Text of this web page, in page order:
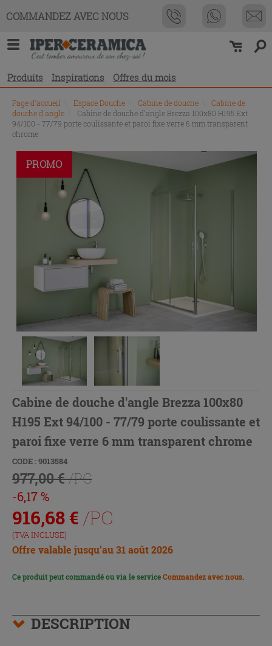
COMMANDEZ AVEC NOUS
Produits Inspirations Offres du mois
Page d'accueil Espace Douche Cabine de douche
Cabine de
douche d'angle
Cabine de douche d'angle Brezza 100x80 H195 Ext
94/100 - 77/79 porte coulissante et paroi fixe verre 6 mm transparent
chrome
PROMO
Cabine de douche d'angle Brezza 100x80
H195 Ext 94/100 - 77/79 porte coulissante et
paroi fixe verre 6 mm transparent chrome
CODE : 9013584
977,00 €/PC
-6,17 %
916,68 € /PC
(TVA INCLUSE)
Offre valable jusqu’au 31 août 2026
Ce produit peut commandé ou via le serviceCommandez avec nous.
DESCRIPTION